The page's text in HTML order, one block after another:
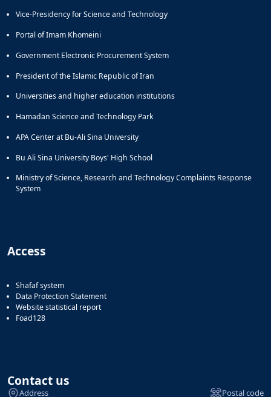
Vice-Presidency for Science and Technology
Portal of Imam Khomeini
Government Electronic Procurement System
President of the Islamic Republic of Iran
Universities and higher education institutions
Hamadan Science and Technology Park
APA Center at Bu-Ali Sina University
Bu Ali Sina University Boys' High School
Ministry of Science, Research and Technology Complaints Response
System
Access
Shafaf system
Data Protection Statement
Website statistical report
Foad128
Contact us
Address Postal code